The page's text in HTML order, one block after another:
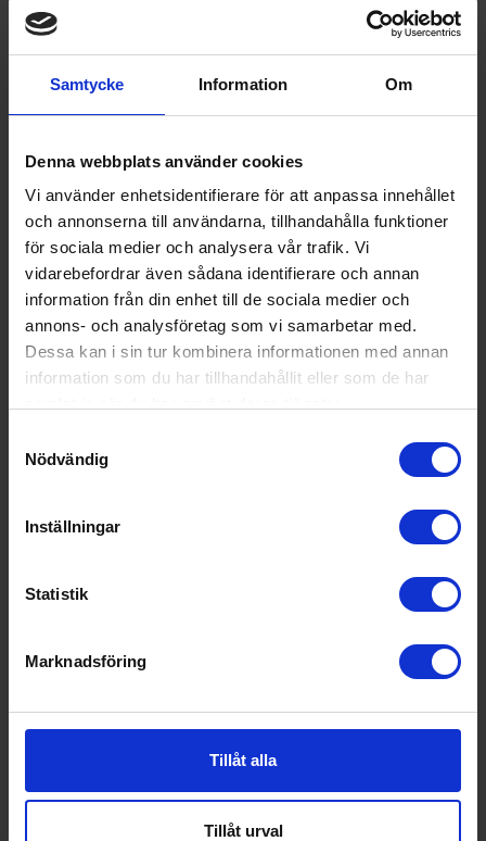
Samtycke Information Om
Denna webbplats använder cookies
Vi använder enhetsidentifierare för att anpassa innehållet
och annonserna till användarna, tillhandahålla funktioner
för sociala medier och analysera vår trafik. Vi
vidarebefordrar även sådana identifierare och annan
information från din enhet till de sociala medier och
annons- och analysföretag som vi samarbetar med.
Dessa kan i sin tur kombinera informationen med annan
information som du har tillhandahållit eller som de har
Nödvändig
Inställningar
Statistik
Marknadsföring
Tillåt alla
Tillåt urval
Perfekt köksvåg
Snygg och effektiv köksvåg.
4 månader sedan
Populära produkter i denna kategori
Köksvåg
Färg: Rostfri 420:-